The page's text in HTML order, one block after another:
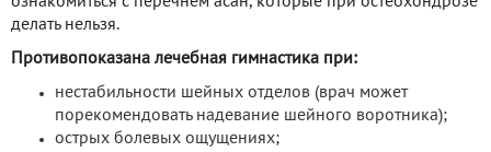
делать нельзя.
Противопоказана лечебная гимнастика при:
нестабильности шейных отделов (врач может
порекомендовать надевание шейного воротника);
острых болевых ощущениях;